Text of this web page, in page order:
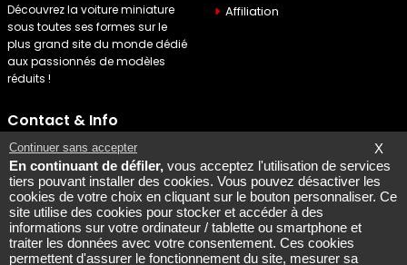
Découvrez la voiture miniature
sous toutes ses formes sur le
plus grand site du monde dédié
aux passionnés de modèles
réduits !
Affiliation
Contact & Info
Maquette Mobylette
SEO parLaurent Bousquet
Page consultee le 2026 08
09
Mais pourquoi le KI87 2026
08 09
X
Continuer sans accepter
En continuant de défiler, vous acceptez l'utilisation de services
tiers pouvant installer des cookies. Vous pouvez désactiver les
cookies de votre choix en cliquant sur le bouton personnaliser. Ce
site utilise des cookies pour stocker et accéder à des
informations sur votre ordinateur / tablette ou smartphone et
traiter les données avec votre consentement. Ces cookies
permettent d'assurer le fonctionnement du site, mesurer sa